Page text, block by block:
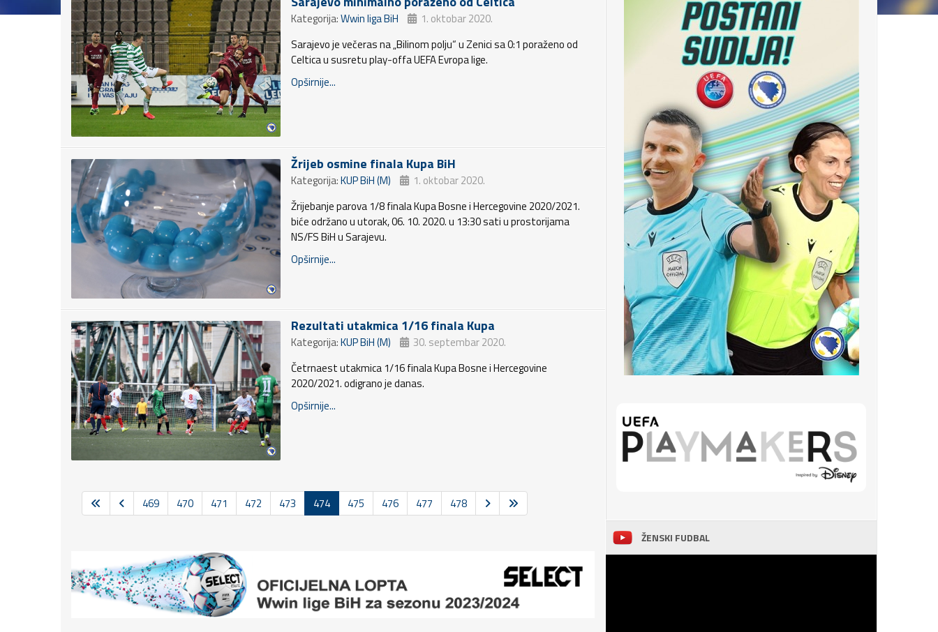
Kategorija:Wwin liga BiH
1. oktobar 2020.
Sarajevo je večeras na „Bilinom polju“ u Zenici sa 0:1 poraženo od
Celtica u susretu play-offa UEFA Evropa lige.
Opširnije...
Žrijeb osmine finala Kupa BiH
Kategorija:KUP BiH (M)
1. oktobar 2020.
Žrijebanje parova 1/8 finala Kupa Bosne i Hercegovine 2020/2021.
biće održano u utorak, 06. 10. 2020. u 13:30 sati u prostorijama
NS/FS BiH u Sarajevu.
Opširnije...
Rezultati utakmica 1/16 finala Kupa
Kategorija:KUP BiH (M)
30. septembar 2020.
Četrnaest utakmica 1/16 finala Kupa Bosne i Hercegovine
2020/2021. odigrano je danas.
Opširnije...
469 470 471 472 473 474 475 476 477 478
ŽENSKI FUDBAL